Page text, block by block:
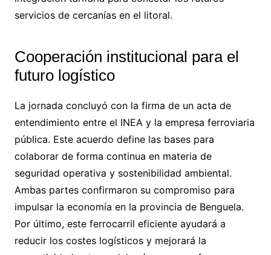
servicios de cercanías en el litoral.
Cooperación institucional para el
futuro logístico
La jornada concluyó con la firma de un acta de
entendimiento entre el INEA y la empresa ferroviaria
pública. Este acuerdo define las bases para
colaborar de forma continua en materia de
seguridad operativa y sostenibilidad ambiental.
Ambas partes confirmaron su compromiso para
impulsar la economía en la provincia de Benguela.
Por último, este ferrocarril eficiente ayudará a
reducir los costes logísticos y mejorará la